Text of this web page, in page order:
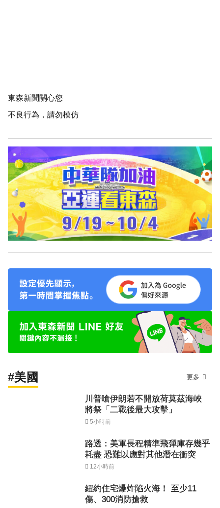
東森新聞關心您
不良行為，請勿模仿
#美國 更多
川普嗆伊朗若不開放荷莫茲海峽
將祭「二戰後最大攻擊」
5小時前
路透：美軍長程精準飛彈庫存幾乎
耗盡 恐難以應對其他潛在衝突
12小時前
紐約住宅爆炸陷火海！ 至少11
傷、300消防搶救